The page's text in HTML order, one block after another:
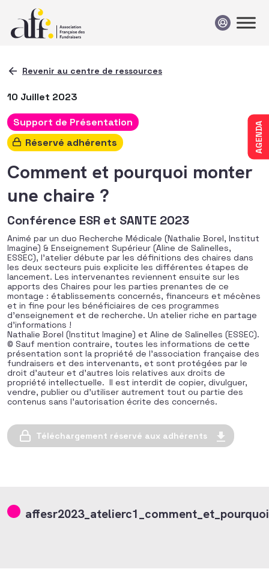
AGENDA
Revenir au centre de ressources
10 Juillet 2023
Support de Présentation
Réservé adhérents
Comment et pourquoi monter
une chaire ?
Conférence ESR et SANTE 2023
Animé par un duo Recherche Médicale (Nathalie Borel, Institut
Imagine) & Enseignement Supérieur (Aline de Salinelles,
ESSEC), l’atelier débute par les définitions des chaires dans
les deux secteurs puis explicite les différentes étapes de
lancement. Les intervenantes reviennent ensuite sur les
apports des Chaires pour les parties prenantes de ce
montage : établissements concernés, financeurs et mécènes
et in fine pour les bénéficiaires de ces programmes
d’enseignement et de recherche. Un atelier riche en partage
d’informations !
Nathalie Borel (Institut Imagine) et Aline de Salinelles (ESSEC).
© Sauf mention contraire, toutes les informations de cette
présentation sont la propriété de l’association française des
fundraisers et des intervenants, et sont protégées par le
droit d’auteur et d’autres lois relatives aux droits de
propriété intellectuelle. Il est interdit de copier, divulguer,
vendre, publier ou d’utiliser autrement tout ou partie des
contenus sans l’autorisation écrite des concernés.
Téléchargement réservé aux adhérents